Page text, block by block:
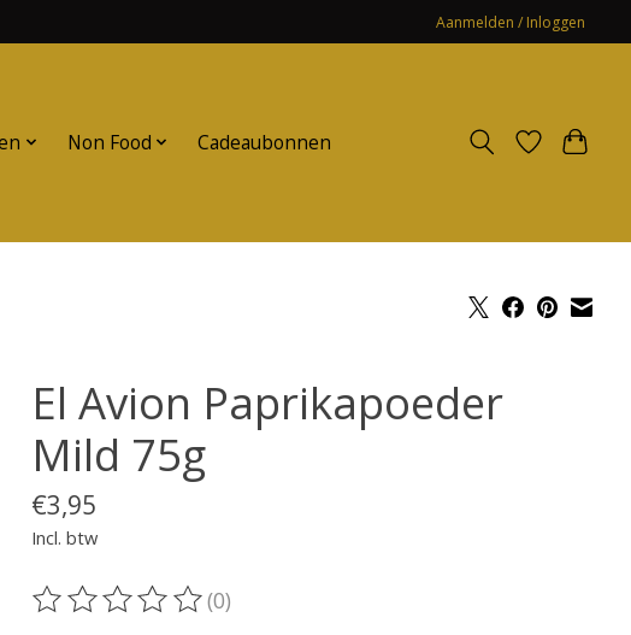
Aanmelden / Inloggen
Non Food Cadeaubonnen
El Avion Paprikapoeder
Mild 75g
€3,95
Incl. btw
De beoordeling van dit product is
(0)